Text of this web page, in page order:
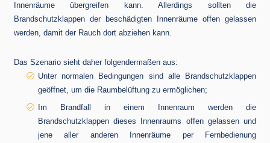
Innenräume übergreifen kann. Allerdings sollten die
Brandschutzklappen der beschädigten Innenräume offen gelassen
werden, damit der Rauch dort abziehen kann.
Das Szenario sieht daher folgendermaßen aus:
Unter normalen Bedingungen sind alle Brandschutzklappen
geöffnet, um die Raumbelüftung zu ermöglichen;
Im Brandfall in einem Innenraum werden die
Brandschutzklappen dieses Innenraums offen gelassen und
jene aller anderen Innenräume per Fernbedienung